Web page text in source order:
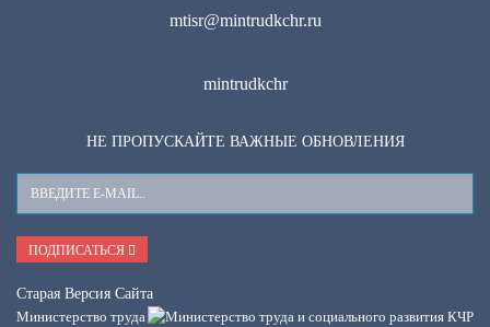
mtisr@mintrudkchr.ru
mintrudkchr
НЕ ПРОПУСКАЙТЕ ВАЖНЫЕ ОБНОВЛЕНИЯ
Ваш
E-
Mail
ПОДПИСАТЬСЯ
Старая Версия Сайта
Министерство труда